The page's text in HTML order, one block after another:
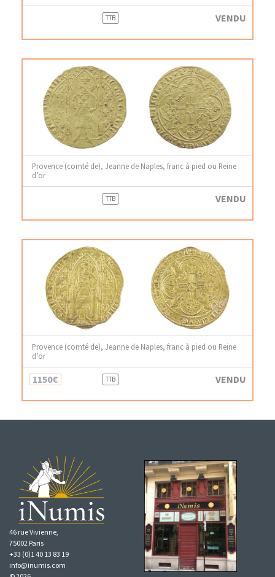
TTB VENDU
Provence (comté de), Jeanne de Naples, franc à pied ou Reine
d’or
TTB VENDU
Provence (comté de), Jeanne de Naples, franc à pied ou Reine
d’or
1150€ TTB VENDU
46 rue Vivienne,
75002 Paris
+33 (0)1 40 13 83 19
info@inumis.com